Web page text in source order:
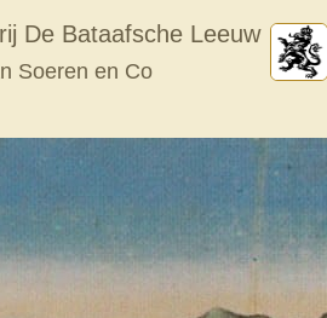
De Bataafsche Leeuw
Soeren en Co